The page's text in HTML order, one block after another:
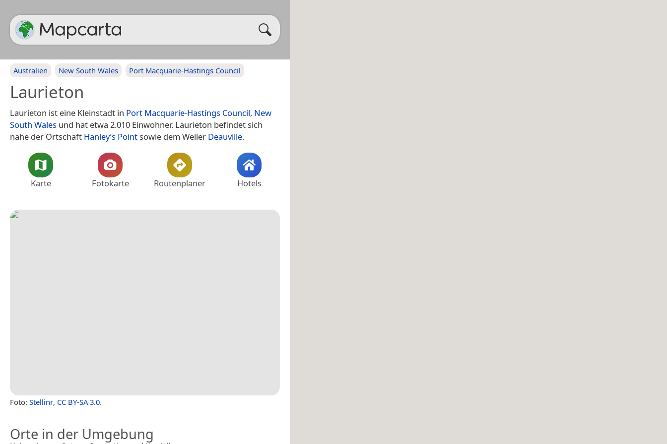
Australien New South Wales Port Macquarie-Hastings Council
Laurieton
Laurieton ist eine Kleinstadt in Port Macquarie-Hastings Council, New
South Wales und hat etwa 2.010 Einwohner. Laurieton befindet sich
nahe der Ortschaft Hanley’s Pointsowie dem Weiler Deauville.
Karte Fotokarte Routenplaner Hotels
Foto: Stellinr, CC BY-SA 3.0.
Orte in der Umgebung